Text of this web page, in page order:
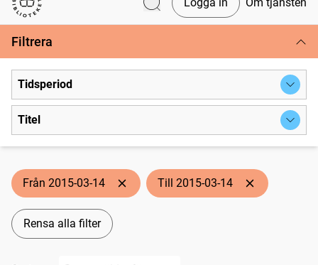
Svenska tidningar
Filtrera
Tidsperiod
Titel
Från 2015-03-14 Till 2015-03-14
Rensa alla filter